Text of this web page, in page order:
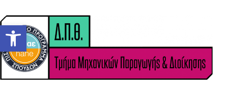
Ανοίξτε τη γραμμή εργαλείων